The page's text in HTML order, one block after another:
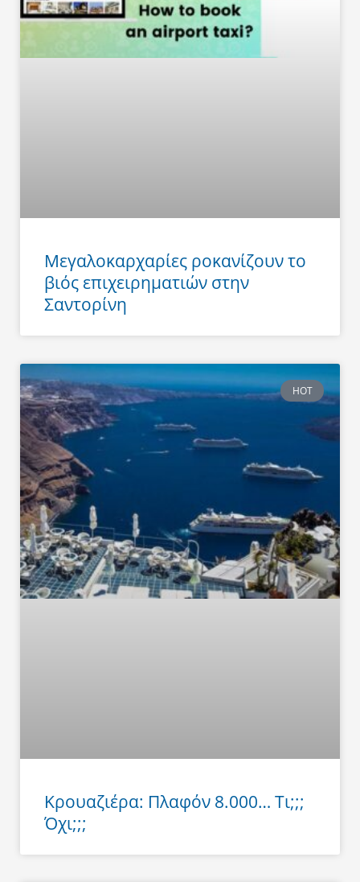
Μεγαλοκαρχαρίες ροκανίζουν το
βιός επιχειρηματιών στην
Σαντορίνη
HOT
Κρουαζιέρα: Πλαφόν 8.000… Τι;;;
Όχι;;;